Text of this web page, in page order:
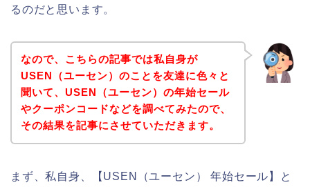
るのだと思います。
なので、こちらの記事では私自身が
USEN（ユーセン）のことを友達に色々と
聞いて、USEN（ユーセン）の年始セール
やクーポンコードなどを調べてみたので、
その結果を記事にさせていただきます。
まず、私自身、【USEN（ユーセン） 年始セール】と